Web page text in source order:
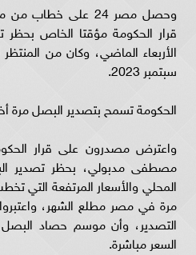
وحصل مصر 24 على
قرار الحكومة مؤقتا الخاص
سبتمبر 2023.
الحكومة تسمح بتصدير البصل مرة
واعترض مصدرون على قرار
مرة في مصر مطلع الشهر،
التصدير، وأن موسم حصاد
السعر مباشرة.